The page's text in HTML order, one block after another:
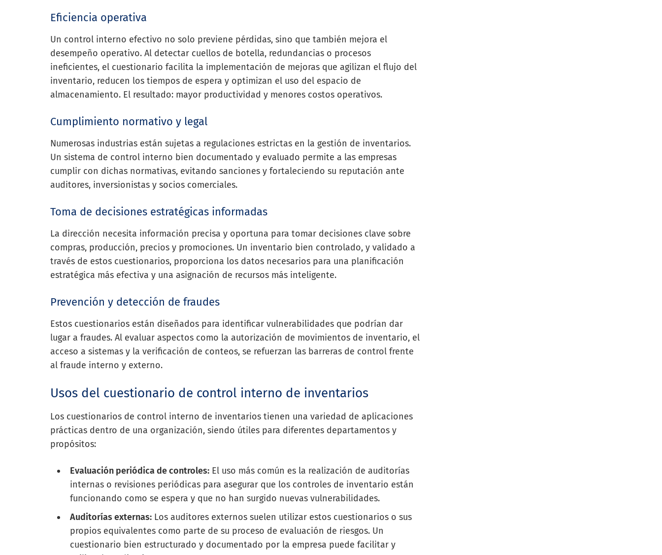
Eficiencia operativa
Un control interno efectivo no solo previene pérdidas, sino que también mejora el
desempeño operativo. Al detectar cuellos de botella, redundancias o procesos
ineficientes, el cuestionario facilita la implementación de mejoras que agilizan el flujo del
inventario, reducen los tiempos de espera y optimizan el uso del espacio de
almacenamiento. El resultado: mayor productividad y menores costos operativos.
Cumplimiento normativo y legal
Numerosas industrias están sujetas a regulaciones estrictas en la gestión de inventarios.
Un sistema de control interno bien documentado y evaluado permite a las empresas
cumplir con dichas normativas, evitando sanciones y fortaleciendo su reputación ante
auditores, inversionistas y socios comerciales.
Toma de decisiones estratégicas informadas
La dirección necesita información precisa y oportuna para tomar decisiones clave sobre
compras, producción, precios y promociones. Un inventario bien controlado, y validado a
través de estos cuestionarios, proporciona los datos necesarios para una planificación
estratégica más efectiva y una asignación de recursos más inteligente.
Prevención y detección de fraudes
Estos cuestionarios están diseñados para identificar vulnerabilidades que podrían dar
lugar a fraudes. Al evaluar aspectos como la autorización de movimientos de inventario, el
acceso a sistemas y la verificación de conteos, se refuerzan las barreras de control frente
al fraude interno y externo.
Usos del cuestionario de control interno de inventarios
Los cuestionarios de control interno de inventarios tienen una variedad de aplicaciones
prácticas dentro de una organización, siendo útiles para diferentes departamentos y
propósitos:
Evaluación periódica de controles: El uso más común es la realización de auditorías
internas o revisiones periódicas para asegurar que los controles de inventario están
funcionando como se espera y que no han surgido nuevas vulnerabilidades.
Auditorías externas: Los auditores externos suelen utilizar estos cuestionarios o sus
propios equivalentes como parte de su proceso de evaluación de riesgos. Un
cuestionario bien estructurado y documentado por la empresa puede facilitar y